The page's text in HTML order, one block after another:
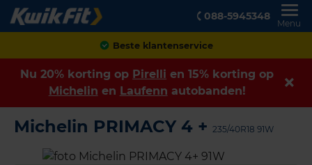
088-5945348
Menu
Achteraf betalen
Nu 20% korting op Pirelli en 15% korting op
Michelin en Laufenn autobanden!
Michelin PRIMACY 4 + 235/40R18 91W